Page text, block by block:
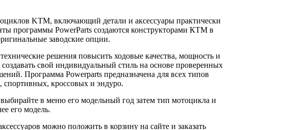
KTM, включающий детали и аксессуары практически
программы PowerParts создаются конструкторами КТМ в
заводские опции.
решения повысить ходовые качества, мощность и
свой индивидуальный стиль на основе проверенных
Программа Powerparts предназначена для всех типов
кроссовых и эндуро.
в меню его модельный год затем тип мотоцикла и
его модель.
можно положить в корзину на сайте и заказать